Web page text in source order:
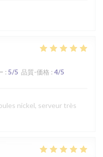
: 5/5 品質-価格 : 4/5
nickel, serveur très